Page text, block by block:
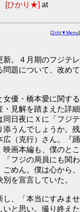
[ひかり★] at
[2ch| ▼Menu]
。４月期のフジテレ
問題について、改めて
優・橋本愛に関する
見解を踏まえた詳細
同日夜にＸに「フジテ
添うんでしょうか。残
（克行）さん。『踊
画本編も、僕のとこ
「フジの局員にも関わ
めん。僕は心から、
を宣言していた。
、「本当にすみませ
いと思い。撮り終えた